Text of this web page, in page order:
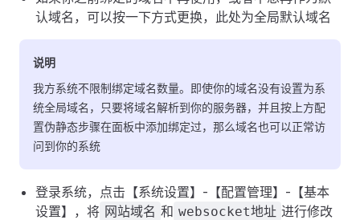
认域名，可以按一下方式更换，此处为全局默认域名
说明
我方系统不限制绑定域名数量。即使你的域名没有设置为系
统全局域名，只要将域名解析到你的服务器，并且按上方配
置伪静态步骤在面板中添加绑定过，那么域名也可以正常访
问到你的系统
登录系统，点击【系统设置】-【配置管理】-【基本
设置】，将 网站域名 和 websocket地址 进行修改